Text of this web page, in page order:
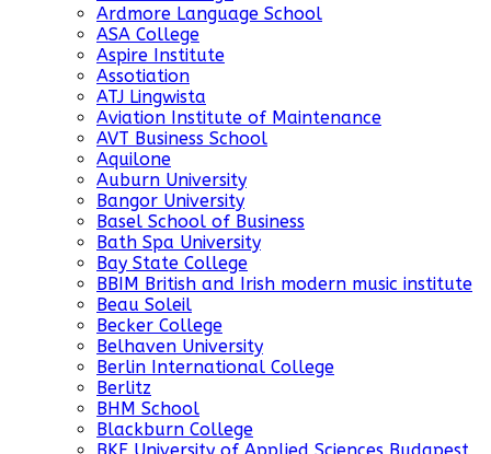
Ardmore Language School
ASA College
Aspire Institute
Assotiation
ATJ Lingwista
Aviation Institute of Maintenance
AVT Business School
Aquilone
Auburn University
Bangor University
Basel School of Business
Bath Spa University
Bay State College
BBIM British and Irish modern music institute
Beau Soleil
Becker College
Belhaven University
Berlin International College
Berlitz
BHM School
Blackburn College